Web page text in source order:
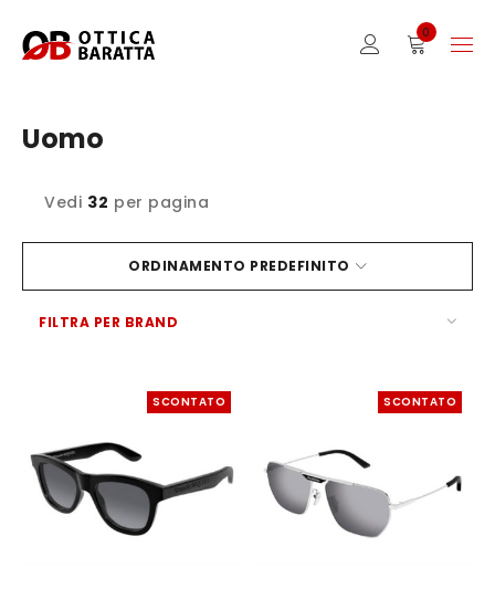
0
Uomo
ORDINAMENTO PREDEFINITO
Vedi 32 per pagina
FILTRA PER BRAND
SCONTATO SCONTATO